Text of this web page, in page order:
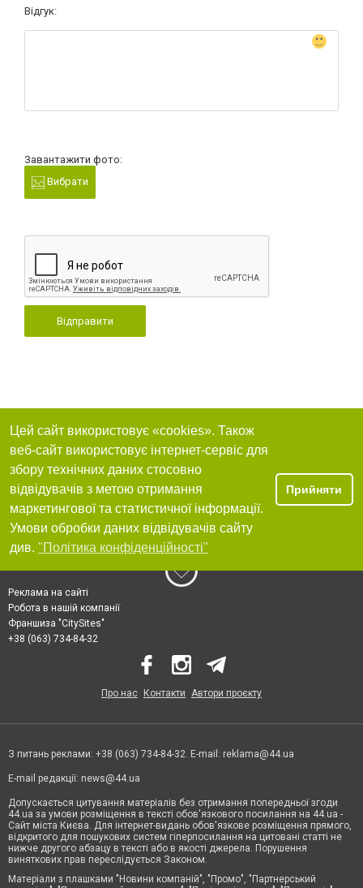
Відгук:
Завантажити фото:
Вибрати
Відправити
Цей сайт використовує «cookies». Також
веб-сайт використовує інтернет-сервіс для
збору технічних даних стосовно
відвідувачів з метою отримання
маркетингової та статистичної інформації.
Умови обробки даних відвідувачів сайту
див. "Політика конфіденційності"
Прийняти
Реклама на сайті
Робота в нашій компанії
Франшиза "CitySites"
+38 (063) 734-84-32
Про нас Контакти Автори проєкту
З питань реклами: +38 (063) 734-84-32. E-mail: reklama@44.ua
E-mail редакції: news@44.ua
Допускається цитування матеріалів без отримання попередньої згоди
44.ua за умови розміщення в тексті обов'язкового посилання на 44.ua -
Сайт міста Києва. Для інтернет-видань обов'язкове розміщення прямого,
відкритого для пошукових систем гіперпосилання на цитовані статті не
нижче другого абзацу в тексті або в якості джерела. Порушення
виняткових прав переслідується Законом.
Матеріали з плашками "Новини компаній", "Промо", "Партнерський